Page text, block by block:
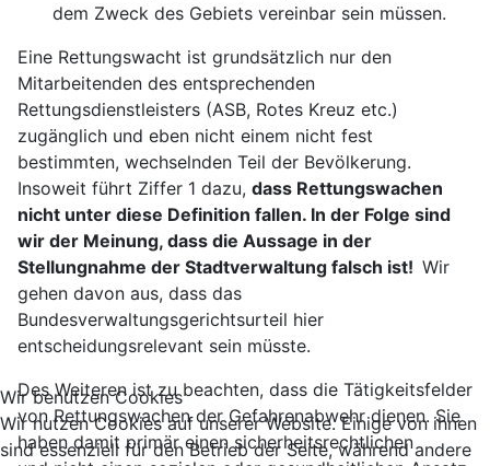
dem Zweck des Gebiets vereinbar sein müssen.
Eine Rettungswacht ist grundsätzlich nur den
Mitarbeitenden des entsprechenden
Rettungsdienstleisters (ASB, Rotes Kreuz etc.)
zugänglich und eben nicht einem nicht fest
bestimmten, wechselnden Teil der Bevölkerung.
Insoweit führt Ziffer 1 dazu, dass Rettungswachen
nicht unter diese Definition fallen. In der Folge sind
wir der Meinung, dass die Aussage in der
Stellungnahme der Stadtverwaltung falsch ist! Wir
gehen davon aus, dass das
Bundesverwaltungsgerichtsurteil hier
entscheidungsrelevant sein müsste.
Des Weiteren ist zu beachten, dass die Tätigkeitsfelder
von Rettungswachen der Gefahrenabwehr dienen. Sie
haben damit primär einen sicherheitsrechtlichen
Wir benutzen Cookies
Wir nutzen Cookies auf unserer Website. Einige von ihnen
sind essenziell für den Betrieb der Seite, während andere